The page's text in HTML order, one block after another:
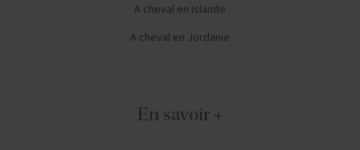
A cheval en Islande
A cheval en Jordanie
En savoir +